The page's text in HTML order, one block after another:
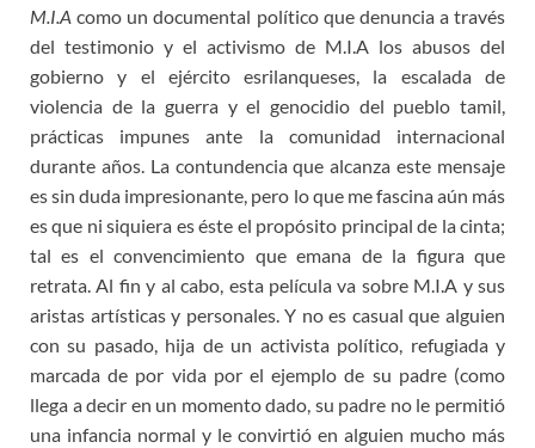
M.I.A como un documental político que denuncia a través
del testimonio y el activismo de M.I.A los abusos del
gobierno y el ejército esrilanqueses, la escalada de
violencia de la guerra y el genocidio del pueblo tamil,
prácticas impunes ante la comunidad internacional
durante años. La contundencia que alcanza este mensaje
es sin duda impresionante, pero lo que me fascina aún más
es que ni siquiera es éste el propósito principal de la cinta;
tal es el convencimiento que emana de la figura que
retrata. Al fin y al cabo, esta película va sobre M.I.A y sus
aristas artísticas y personales. Y no es casual que alguien
con su pasado, hija de un activista político, refugiada y
marcada de por vida por el ejemplo de su padre (como
llega a decir en un momento dado, su padre no le permitió
una infancia normal y le convirtió en alguien mucho más